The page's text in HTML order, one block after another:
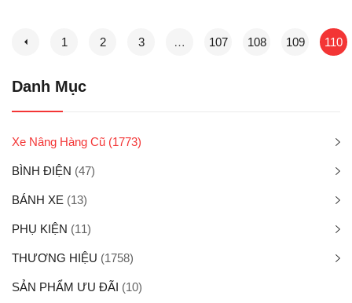
1 2 3 … 107 108 109 110
Danh Mục
Xe Nâng Hàng Cũ (1773)
BÌNH ĐIỆN (47)
BÁNH XE (13)
PHỤ KIỆN (11)
THƯƠNG HIỆU (1758)
SẢN PHẨM ƯU ĐÃI (10)